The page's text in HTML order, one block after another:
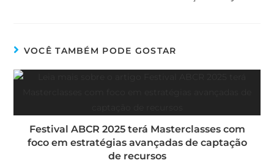
VOCÊ TAMBÉM PODE GOSTAR
Festival ABCR 2025 terá Masterclasses com
foco em estratégias avançadas de captação
de recursos